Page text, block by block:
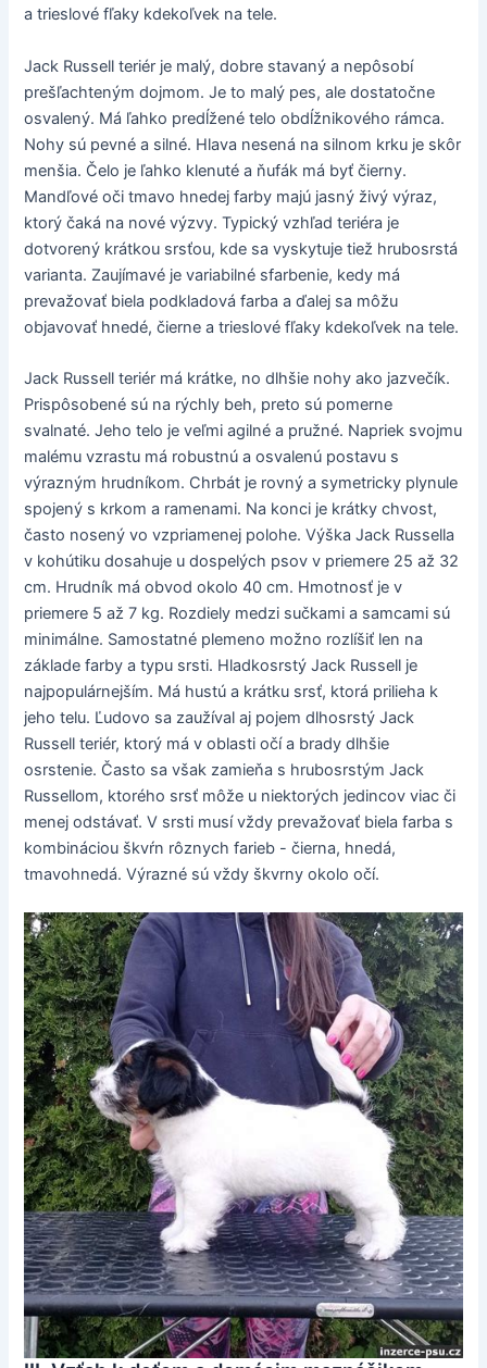
a trieslové fľaky kdekoľvek na tele.
Jack Russell teriér je malý, dobre stavaný a nepôsobí
prešľachteným dojmom. Je to malý pes, ale dostatočne
osvalený. Má ľahko predĺžené telo obdĺžnikového rámca.
Nohy sú pevné a silné. Hlava nesená na silnom krku je skôr
menšia. Čelo je ľahko klenuté a ňufák má byť čierny.
Mandľové oči tmavo hnedej farby majú jasný živý výraz,
ktorý čaká na nové výzvy. Typický vzhľad teriéra je
dotvorený krátkou srsťou, kde sa vyskytuje tiež hrubosrstá
varianta. Zaujímavé je variabilné sfarbenie, kedy má
prevažovať biela podkladová farba a ďalej sa môžu
objavovať hnedé, čierne a trieslové fľaky kdekoľvek na tele.
Jack Russell teriér má krátke, no dlhšie nohy ako jazvečík.
Prispôsobené sú na rýchly beh, preto sú pomerne
svalnaté. Jeho telo je veľmi agilné a pružné. Napriek svojmu
malému vzrastu má robustnú a osvalenú postavu s
výrazným hrudníkom. Chrbát je rovný a symetricky plynule
spojený s krkom a ramenami. Na konci je krátky chvost,
často nosený vo vzpriamenej polohe. Výška Jack Russella
v kohútiku dosahuje u dospelých psov v priemere 25 až 32
cm. Hrudník má obvod okolo 40 cm. Hmotnosť je v
priemere 5 až 7 kg. Rozdiely medzi sučkami a samcami sú
minimálne. Samostatné plemeno možno rozlíšiť len na
základe farby a typu srsti. Hladkosrstý Jack Russell je
najpopulárnejším. Má hustú a krátku srsť, ktorá prilieha k
jeho telu. Ľudovo sa zaužíval aj pojem dlhosrstý Jack
Russell teriér, ktorý má v oblasti očí a brady dlhšie
osrstenie. Často sa však zamieňa s hrubosrstým Jack
Russellom, ktorého srsť môže u niektorých jedincov viac či
menej odstávať. V srsti musí vždy prevažovať biela farba s
kombináciou škvŕn rôznych farieb - čierna, hnedá,
tmavohnedá. Výrazné sú vždy škvrny okolo očí.